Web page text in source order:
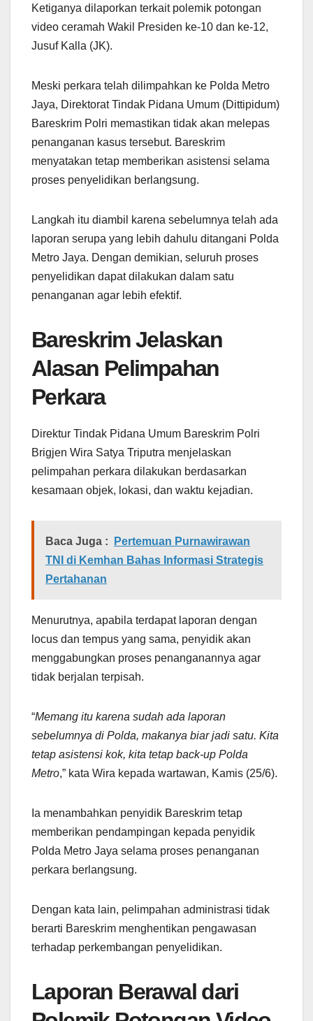
Ketiganya dilaporkan terkait polemik potongan
video ceramah Wakil Presiden ke-10 dan ke-12,
Jusuf Kalla (JK).
Meski perkara telah dilimpahkan ke Polda Metro
Jaya, Direktorat Tindak Pidana Umum (Dittipidum)
Bareskrim Polri memastikan tidak akan melepas
penanganan kasus tersebut. Bareskrim
menyatakan tetap memberikan asistensi selama
proses penyelidikan berlangsung.
Langkah itu diambil karena sebelumnya telah ada
laporan serupa yang lebih dahulu ditangani Polda
Metro Jaya. Dengan demikian, seluruh proses
penyelidikan dapat dilakukan dalam satu
penanganan agar lebih efektif.
Bareskrim Jelaskan
Alasan Pelimpahan
Perkara
Direktur Tindak Pidana Umum Bareskrim Polri
Brigjen Wira Satya Triputra menjelaskan
pelimpahan perkara dilakukan berdasarkan
kesamaan objek, lokasi, dan waktu kejadian.
Baca Juga :
Pertemuan Purnawirawan
TNI di Kemhan Bahas Informasi Strategis
Pertahanan
Menurutnya, apabila terdapat laporan dengan
locus dan tempus yang sama, penyidik akan
menggabungkan proses penanganannya agar
tidak berjalan terpisah.
“Memang itu karena sudah ada laporan
sebelumnya di Polda, makanya biar jadi satu. Kita
tetap asistensi kok, kita tetap back-up Polda
Metro,” kata Wira kepada wartawan, Kamis (25/6).
Ia menambahkan penyidik Bareskrim tetap
memberikan pendampingan kepada penyidik
Polda Metro Jaya selama proses penanganan
perkara berlangsung.
Dengan kata lain, pelimpahan administrasi tidak
berarti Bareskrim menghentikan pengawasan
terhadap perkembangan penyelidikan.
Laporan Berawal dari